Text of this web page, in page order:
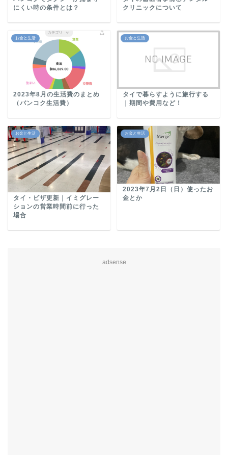
にくい時の条件とは？
クリニックについて
お金と生活
2023年8月の生活費のまとめ
（バンコク生活費）
お金と生活
タイで暮らすように旅行する
｜期間や費用など！
お金と生活
タイ・ビザ更新｜イミグレー
ションの営業時間前に行った
場合
お金と生活
2023年7月2日（日）使ったお
金とか
adsense